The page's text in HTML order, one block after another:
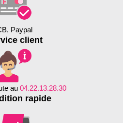
Paypal
client
au 04.22.13.28.30
rapide